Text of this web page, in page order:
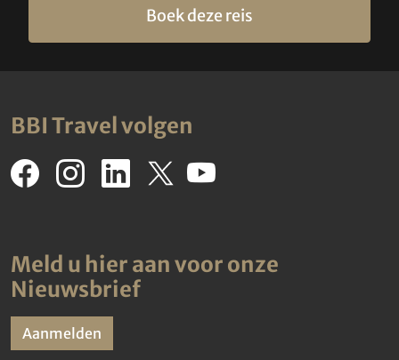
Boek deze reis
BBI Travel volgen
Meld u hier aan voor onze
Nieuwsbrief
Aanmelden